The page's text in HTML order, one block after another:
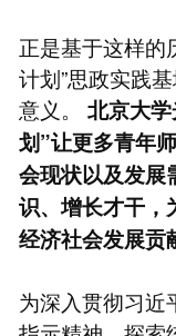
正是基于这样的
计划”思政实践
意义。 北京大
划”让更多青年
会现状以及发展
识、增长才干，
经济社会发展贡
为深入贯彻习近